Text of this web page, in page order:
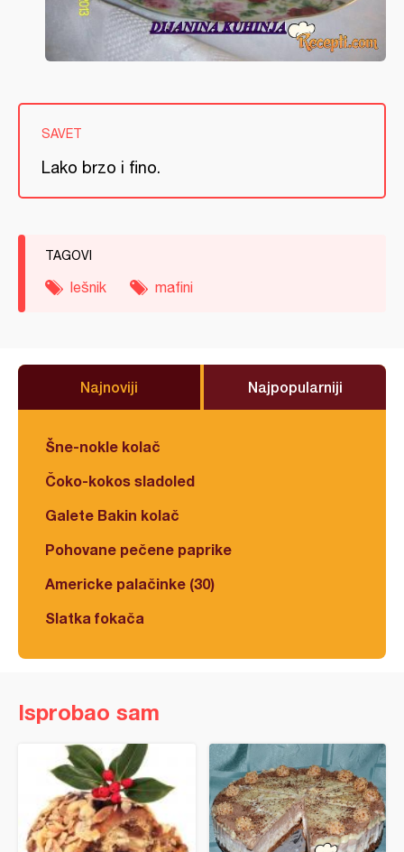
SAVET
Lako brzo i fino.
TAGOVI
lešnik mafini
Najnoviji Najpopularniji
Šne-nokle kolač
Čoko-kokos sladoled
Galete Bakin kolač
Pohovane pečene paprike
Americke palačinke (30)
Slatka fokača
Isprobao sam